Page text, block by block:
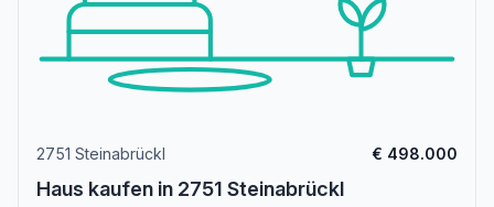
2751 Steinabrückl € 498.000
Haus kaufen in 2751 Steinabrückl